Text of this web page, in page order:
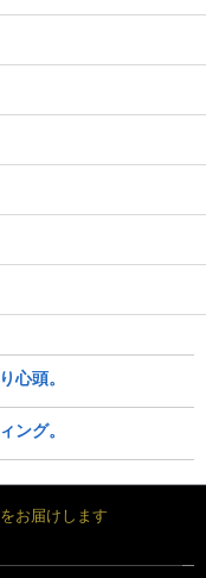
心頭。
ング。
お届けします